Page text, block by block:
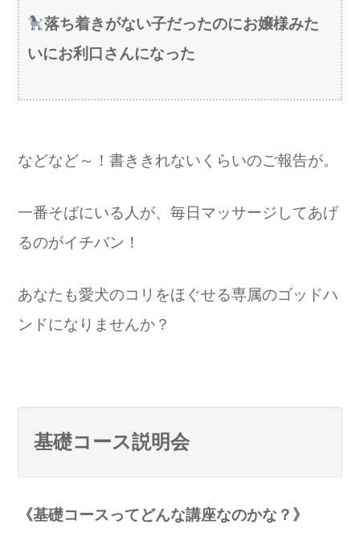
落ち着きがない子だったのにお嬢様みた
いにお利口さんになった
などなど～！ 書ききれないくらいのご報告が。
一番そばにいる人が、毎日マッサージしてあげ
るのがイチバン！
あなたも愛犬のコリをほぐせる専属のゴッドハ
ンドになりませんか？
基礎コース説明会
《基礎コースってどんな講座なのかな？》